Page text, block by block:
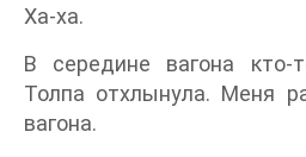
Ха-ха.
В середине вагона кто-
Толпа отхлынула. Меня
вагона.